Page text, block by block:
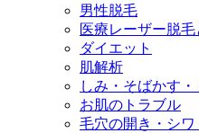
男性脱毛
医療レーザー脱
ダイエット
肌解析
しみ・そばかす・
お肌のトラブル
毛穴の開き・シワ